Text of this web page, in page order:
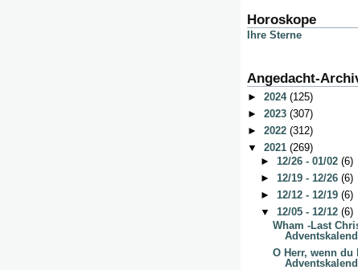
Horoskope
Ihre Sterne
Angedacht-
► 2024 (125)
► 2023 (307)
► 2022 (312)
▼ 2021 (269)
► 12/26 - 01/02 (6)
► 12/19 - 12/26 (6)
► 12/12 - 12/19 (6)
▼ 12/05 - 12/12 (6)
Wham -Last
O Herr, wenn du